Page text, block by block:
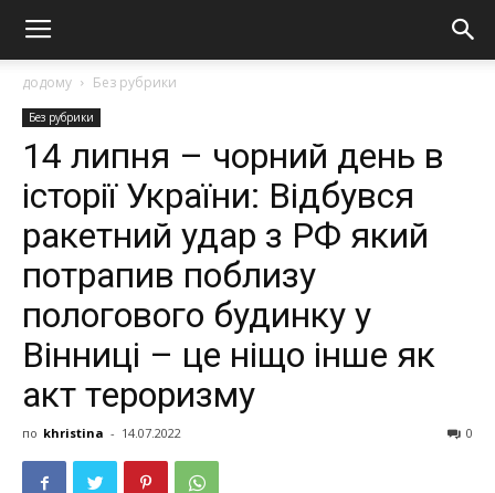
додому Без рубрики
Без рубрики
14 липня – чорний день в
історії України: Відбувся
рaкeтний удaр з РФ який
потрапив поблизу
пологового будинку у
Вінниці – це ніщо інше як
акт тeрoризму
по khristina - 14.07.2022 0